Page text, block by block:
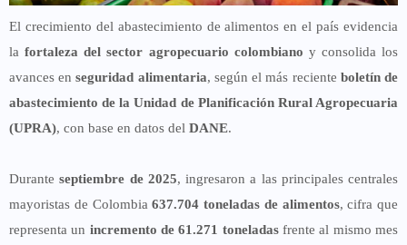
El crecimiento del abastecimiento de alimentos en el país evidencia
lafortaleza del sector agropecuario colombiano y consolida los
avances enseguridad alimentaria, según el más reciente boletín de
abastecimiento de la Unidad de Planificación Rural Agropecuaria
(UPRA), con base en datos del DANE.
Duranteseptiembre de 2025, ingresaron a las principales centrales
mayoristas de Colombia637.704 toneladas de alimentos, cifra que
representa un incremento de 61.271 toneladasfrente al mismo mes